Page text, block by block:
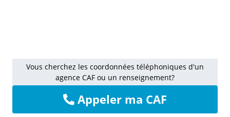
Vous cherchez les coordonnées téléphoniques d'un
agence CAF ou un renseignement?
Appeler ma CAF